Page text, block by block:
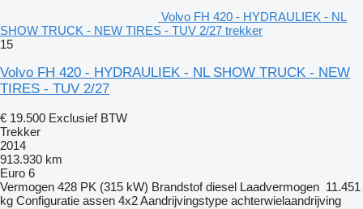
Volvo FH 420 - HYDRAULIEK - NL
SHOW TRUCK - NEW TIRES - TUV 2/27 trekker
15
Volvo FH 420 - HYDRAULIEK - NL SHOW TRUCK - NEW
TIRES - TUV 2/27
€ 19.500 Exclusief BTW
Trekker
2014
913.930 km
Euro 6
Vermogen 428 PK (315 kW) Brandstof diesel Laadvermogen 11.451
kg Configuratie assen 4x2Aandrijvingstype achterwielaandrijving